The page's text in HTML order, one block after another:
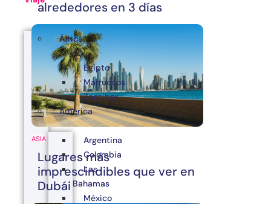
alrededores en 3 días
ASIA
Lugares más
imprescindibles que ver en
Dubái
África
Egipto
Marruecos
Zanzibar
América
Argentina
Colombia
Las
Bahamas
México